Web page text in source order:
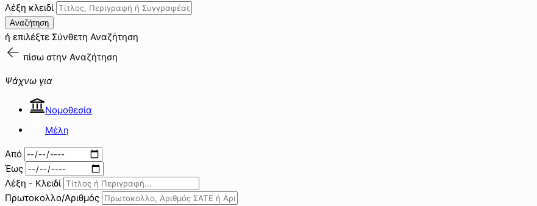
Λέξη κλειδί
Αναζήτηση
ή επιλέξτε Σύνθετη Αναζήτηση
πίσω στην Αναζήτηση
Ψάχνω για
Νομοθεσία
Μέλη
Από
Έως
Λέξη - Κλειδί
Πρωτοκολλο/Αριθμός